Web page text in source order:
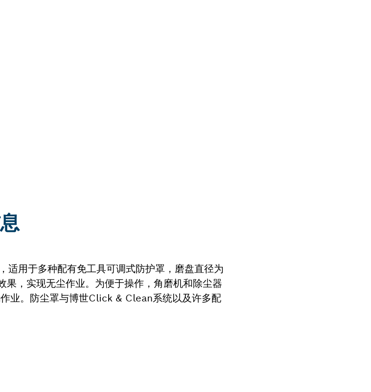
用于多种配有免工具可调式防护罩，磨盘直径为
，实现无尘作业。为便于操作，角磨机和除尘器
业。防尘罩与博世Click & Clean系统以及许多配